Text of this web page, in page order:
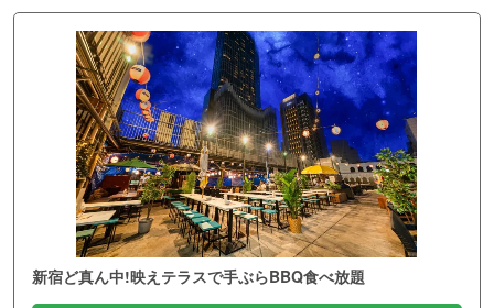
新宿ど真ん中!映えテラスで手ぶらBBQ食べ放題